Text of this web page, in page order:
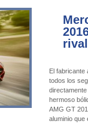
El fabricante
todos los
hermoso
AMG GT
aluminio